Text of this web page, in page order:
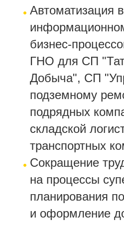
Автоматизация
бизнес-
ГНО для СП
Добыча", СП
подземному
подрядных
складской
транспортных
Сокращение
на процессы
планирования
и оформление